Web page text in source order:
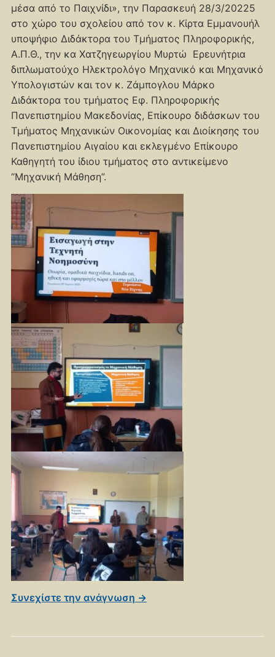
μέσα από το Παιχνίδι», την Παρασκευή 28/3/20225
στο χώρο του σχολείου από τον κ. Κίρτα Εμμανουήλ
υποψήφιο Διδάκτορα του Τμήματος Πληροφορικής,
Α.Π.Θ., την κα Χατζηγεωργίου Μυρτώ Ερευνήτρια
διπλωματούχο Ηλεκτρολόγο Μηχανικό και Μηχανικό
Υπολογιστών και τον κ. Ζάμπογλου Μάρκο
Διδάκτορα του τμήματος Εφ. Πληροφορικής
Πανεπιστημίου Μακεδονίας, Επίκουρο διδάσκων του
Τμήματος Μηχανικών Οικονομίας και Διοίκησης του
Πανεπιστημίου Αιγαίου και εκλεγμένο Επίκουρο
Καθηγητή του ίδιου τμήματος στο αντικείμενο
“Μηχανική Μάθηση”.
Συνεχίστε την ανάγνωση →